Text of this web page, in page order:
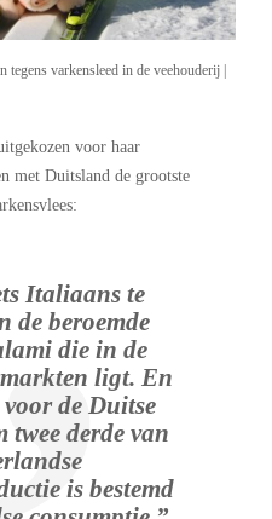
tegens varkensleed in de veehouderij |
voor haar
met Duitsland de grootste
Italiaans te
de beroemde
die in de
ligt. En
de Duitse
derde van
is bestemd